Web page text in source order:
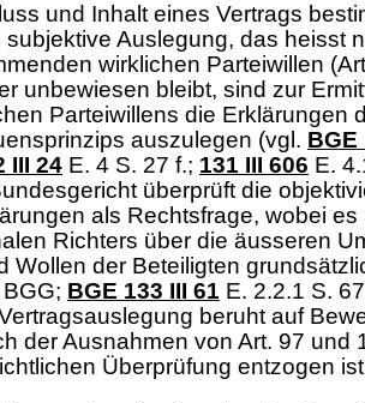
und Inhalt eines Vertrags
subjektive Auslegung, das heisst
wirklichen Parteiwillen (
unbewiesen bleibt, sind zur
Parteiwillens die Erklärungen
auszulegen (vgl. BGE
III 24 E. 4 S. 27 f.; 131 III 606 E.
überprüft die
als Rechtsfrage, wobei
Richters über die äusseren
Wollen der Beteiligten
; BGE 133 III 61 E. 2.2.1 S.
beruht auf
der Ausnahmen von Art. 97 und
Überprüfung entzogen